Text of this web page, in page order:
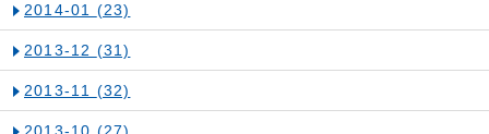
2014-01 (23)
2013-12 (31)
2013-11 (32)